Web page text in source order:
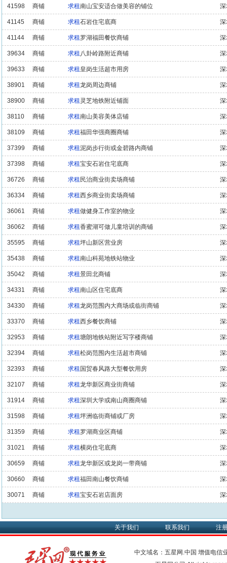
41598 商铺 求租南山宝安适合做美容的铺位
41145 商铺 求租石岩住宅底商
41144 商铺 求租 罗湖福田餐饮商铺
39634 商铺 求租 八卦岭路附近商铺
39633 商铺 求租 皇岗生活超市用房
38901 商铺 求租龙岗周边商铺
38900 商铺 求租 灵芝地铁附近铺面
38110 商铺 求租南山美容美体店铺
38109 商铺 求租福田华强商圈商铺
37399 商铺 求租泥岗步行街或金碧路内商铺
37398 商铺 求租宝安石岩住宅底商
36726 商铺 求租 民治商业街卖场商铺
36334 商铺 求租西乡商业街卖场商铺
36061 商铺 求租做健身工作室的物业
36062 商铺 求租香蜜湖可做儿童培训的商铺
35595 商铺 求租坪山新区营业房
35438 商铺 求租南山科苑地铁站物业
35042 商铺 求租景田北商铺
34331 商铺 求租南山区住宅底商
34330 商铺 求租龙岗范围内大商场或临街商铺
33370 商铺 求租西乡餐饮商铺
32953 商铺 求租塘朗地铁站附近写字楼商铺
32394 商铺 求租松岗范围内生活超市商铺
32393 商铺 求租 国贸春风路大型餐饮用房
32107 商铺 求租龙华新区商业街商铺
31914 商铺 求租深圳大学或南山商圈商铺
31598 商铺 求租坪洲临街商铺或厂房
31359 商铺 求租 罗湖商业区商铺
31021 商铺 求租横岗住宅底商
30659 商铺 求租龙华新区或龙岗一带商铺
30660 商铺 求租福田南山餐饮商铺
30071 商铺 求租宝安石岩店面房
关于我们 联系我们 注
中文域名：五星网.中国 增值电信